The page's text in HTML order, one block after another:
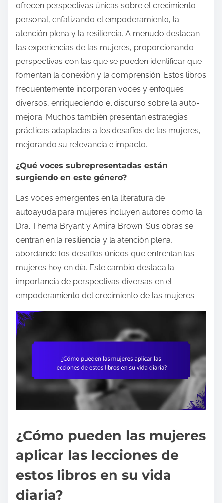
ofrecen perspectivas únicas sobre el crecimiento
personal, enfatizando el empoderamiento, la
atención plena y la resiliencia. A menudo destacan
las experiencias de las mujeres, proporcionando
perspectivas con las que se pueden identificar que
fomentan la conexión y la comprensión. Estos libros
frecuentemente incorporan voces y enfoques
diversos, enriqueciendo el discurso sobre la auto-
mejora. Muchos también presentan estrategias
prácticas adaptadas a los desafíos de las mujeres,
mejorando su relevancia e impacto.
¿Qué voces subrepresentadas están
surgiendo en este género?
Las voces emergentes en la literatura de
autoayuda para mujeres incluyen autores como la
Dra. Thema Bryant y Amina Brown. Sus obras se
centran en la resiliencia y la atención plena,
abordando los desafíos únicos que enfrentan las
mujeres hoy en día. Este cambio destaca la
importancia de perspectivas diversas en el
empoderamiento del crecimiento de las mujeres.
¿Cómo pueden las mujeres
aplicar las lecciones de
estos libros en su vida
diaria?